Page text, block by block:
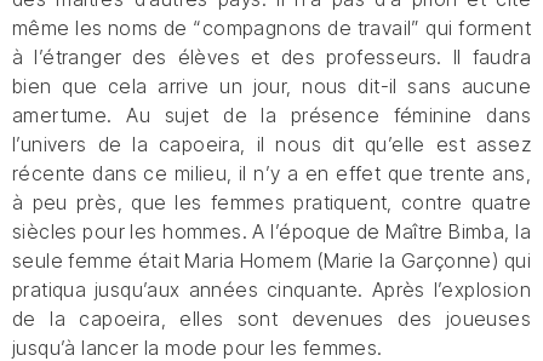
même les noms de “compagnons de travail” qui forment
à l’étranger des élèves et des professeurs. Il faudra
bien que cela arrive un jour, nous dit-il sans aucune
amertume. Au sujet de la présence féminine dans
l’univers de la capoeira, il nous dit qu’elle est assez
récente dans ce milieu, il n’y a en effet que trente ans,
à peu près, que les femmes pratiquent, contre quatre
siècles pour les hommes. A l’époque de Maître Bimba, la
seule femme était Maria Homem (Marie la Garçonne) qui
pratiqua jusqu’aux années cinquante. Après l’explosion
de la capoeira, elles sont devenues des joueuses
jusqu’à lancer la mode pour les femmes.